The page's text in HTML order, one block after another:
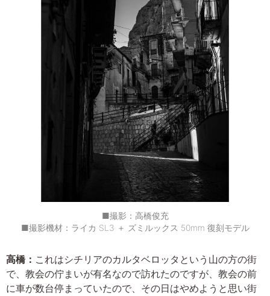
■撮影：高橋俊充
■撮影機材：ライカ SL3 ＋ ズミルックス 50mm 復刻モデル
高橋： これはシチリアのカルタベロッタという山の方の街
で、教会の佇まいが有名なので訪れたのですが、教会の前
に車が数台停まっていたので、その日はやめようと思い街